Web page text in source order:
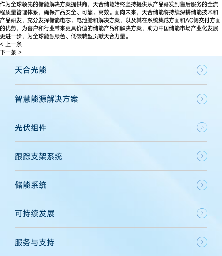
作为全球领先的储能解决方案提供商，天合储能始终坚持提供从产品研发到售后服务的全流
程质量管理体系，确保产品安全、可靠、高效。面向未来，天合储能将持续深耕储能技术和
产品研发，充分发挥储能电芯、电池舱和解决方案，以及其在系统集成方面和AC侧交付方面
的优势，为客户和行业带来更具价值的储能产品和解决方案，助力中国储能市场产业化发展
更进一步，为全球能源绿色、低碳转型贡献天合力量。
< 上一条
下一条 >
天合光能
智慧能源解决方案
光伏组件
跟踪支架系统
储能系统
可持续发展
服务与支持